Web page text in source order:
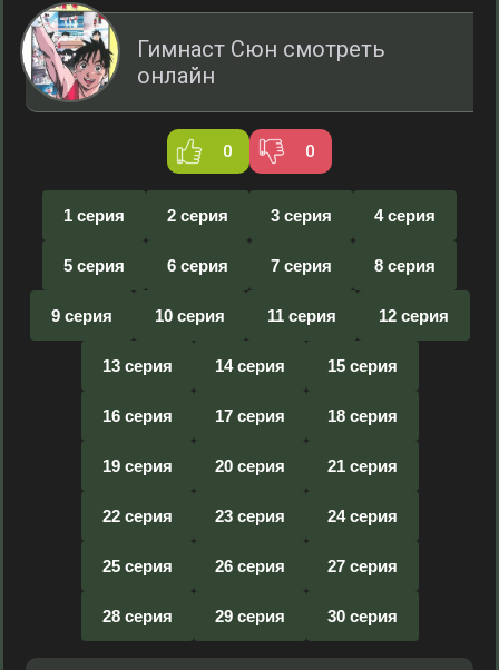
Гимнаст Сюн смотреть
онлайн
0 0
1 серия 2 серия 3 серия 4 серия
5 серия 6 серия 7 серия 8 серия
9 серия 10 серия 11 серия 12 серия
13 серия 14 серия 15 серия
16 серия 17 серия 18 серия
19 серия 20 серия 21 серия
22 серия 23 серия 24 серия
25 серия 26 серия 27 серия
28 серия 29 серия 30 серия